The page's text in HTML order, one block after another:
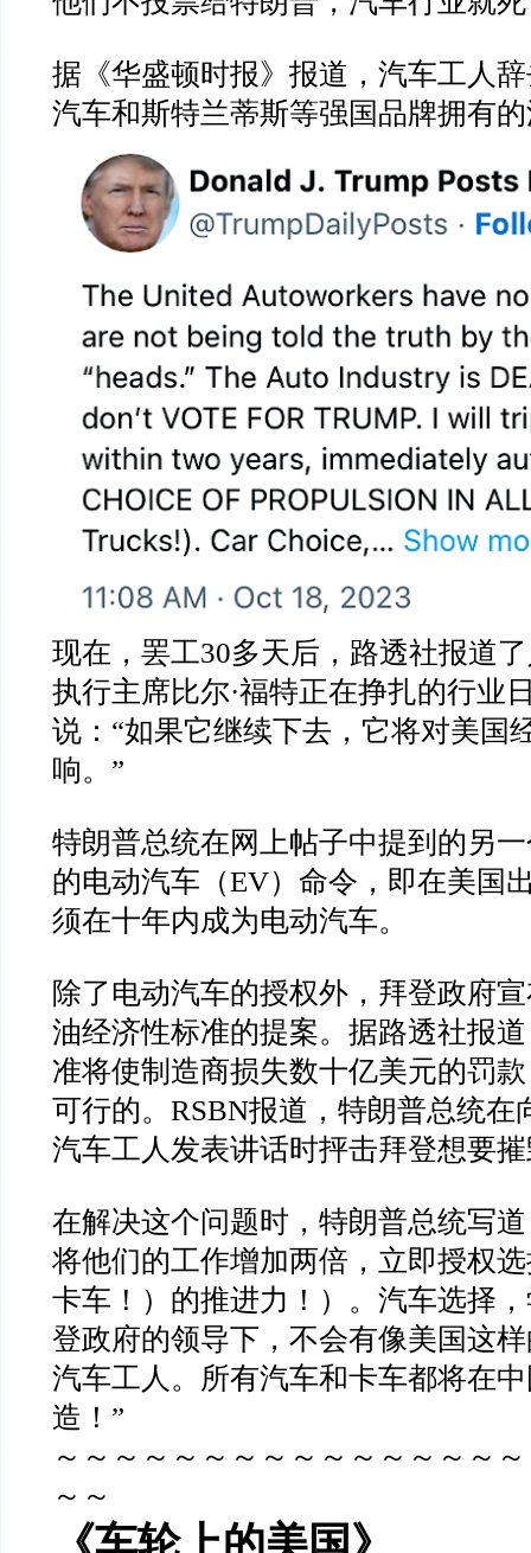
据《华盛顿时报》报道，汽车工人
汽车和斯特兰蒂斯等强国品牌拥有
现在，罢工30多天后，路透社报道
执行主席比尔·福特正在挣扎的行业
说： “如果它继续下去，它将对美国
响。 ”
特朗普总统在网上帖子中提到的另
的电动汽车（EV）命令，即在美国
须在十年内成为电动汽车。
除了电动汽车的授权外，拜登政府
油经济性标准的提案。据路透社报
准将使制造商损失数十亿美元的罚
可行的。 RSBN报道，特朗普总统在
汽车工人发表讲话时抨击拜登想要
在解决这个问题时，特朗普总统写
将他们的工作增加两倍，立即授权
卡车！）的推进力！）。汽车选择
登政府的领导下，不会有像美国这
汽车工人。所有汽车和卡车都将在
造！ ”
～～～～～～～～～～～～～～～
～～
《车轮上的美国》